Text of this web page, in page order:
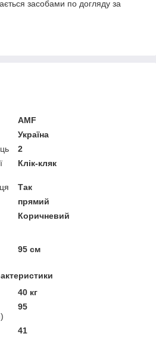
засобами по догляду за
AMF
Україна
2
Клік-кляк
Так
прямий
Коричневий
95 см
40 кг
95
41